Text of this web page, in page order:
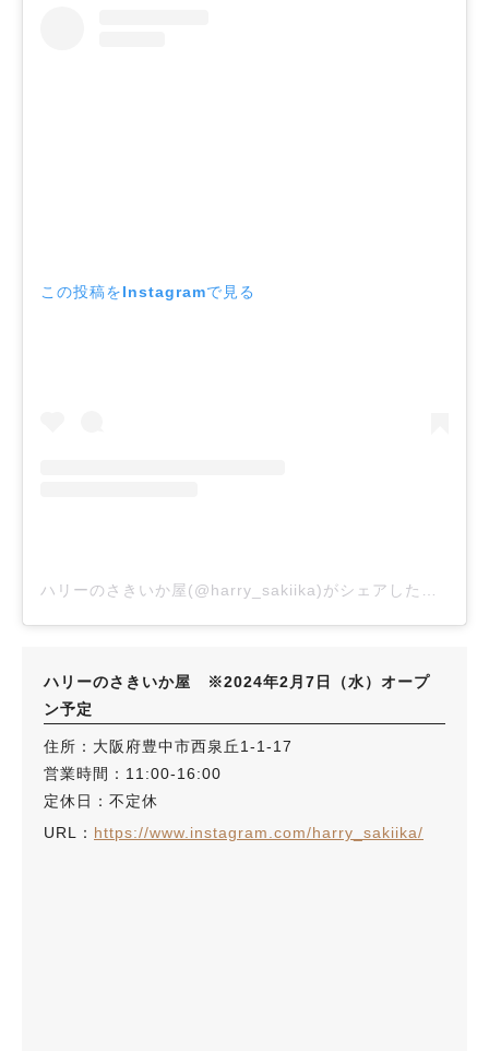
この投稿をInstagramで見る
ハリーのさきいか屋 ※2024年2月7日（水）オープ
ン予定
住所：大阪府豊中市西泉丘1-1-17
営業時間：11:00-16:00
定休日：不定休
URL： https://www.instagram.com/harry_sakiika/